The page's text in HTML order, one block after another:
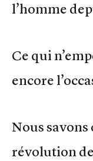
l’homme
Ce qui
encore
Nous savons
révolution